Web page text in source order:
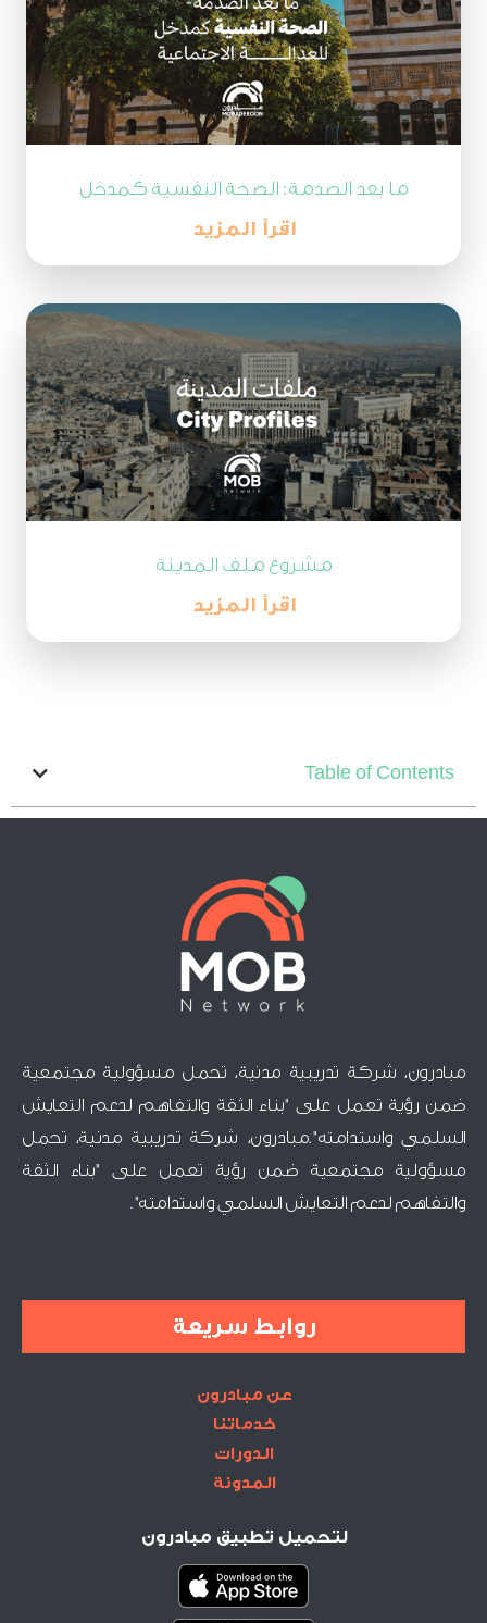
ما بعد الصدمة: الصحة النفسية كمدخل
اقرأ المزيد
مشروع ملف المدينة
اقرأ المزيد
Table of Contents
مبادرون، شركة تدريبية مدنية، تحمل مسؤولية مجتمعية
ضمن رؤية تعمل على "بناء الثقة والتفاهم لدعم التعايش
السلمي واستدامته".مبادرون، شركة تدريبية مدنية، تحمل
مسؤولية مجتمعية ضمن رؤية تعمل على "بناء الثقة
والتفاهم لدعم التعايش السلمي واستدامته".
روابط سريعة
عن مبادرون
خدماتنا
الدورات
المدونة
لتحميل تطبيق مبادرون